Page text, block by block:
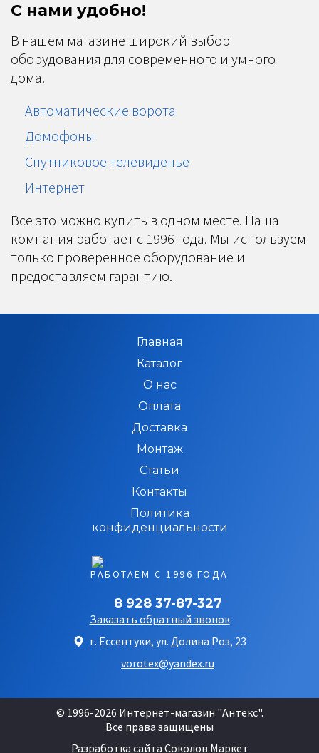
С нами удобно!
В нашем магазине широкий выбор
оборудования для современного и умного
дома.
Автоматические ворота
Домофоны
Спутниковое телевиденье
Интернет
Все это можно купить в одном месте. Наша
компания работает с 1996 года. Мы используем
только проверенное оборудование и
предоставляем гарантию.
РАБОТАЕМ С 1996 ГОДА
Главная
Каталог
О нас
Оплата
Доставка
Монтаж
Статьи
Контакты
Политика
конфиденциальности
8 928 37-87-327
Заказать обратный звонок
г. Ессентуки, ул. Долина Роз, 23
vorotex@yandex.ru
© 1996-2026 Интернет-магазин "Антекс".
Все права защищены
Разработка сайта Соколов.Маркет